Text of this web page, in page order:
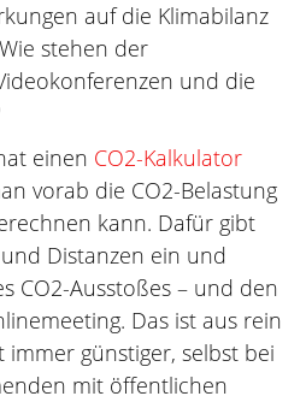
auf die Klimabilanz
stehen der
und die
einen CO2-Kalkulator
vorab die CO2-Belastung
kann. Dafür gibt
Distanzen ein und
CO2-Ausstoßes – und den
Das ist aus rein
immer günstiger, selbst bei
mit öffentlichen